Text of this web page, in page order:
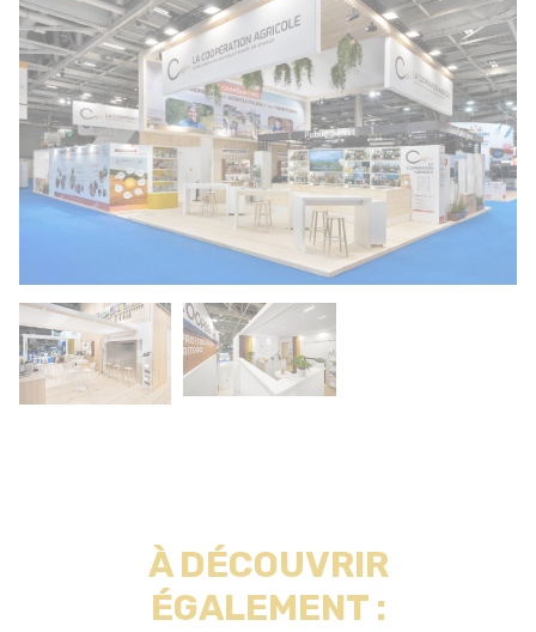
À DÉCOUVRIR
ÉGALEMENT :